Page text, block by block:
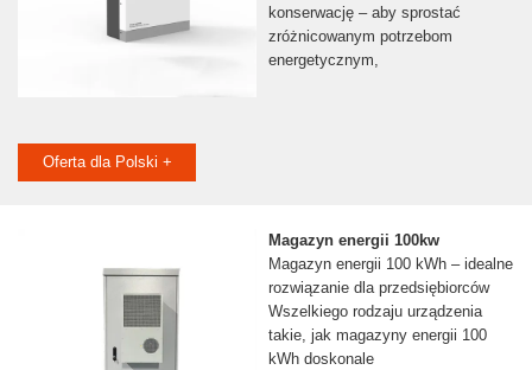
konserwację – aby sprostać
zróżnicowanym potrzebom
energetycznym,
Oferta dla Polski +
Magazyn energii 100kw
Magazyn energii 100 kWh – idealne
rozwiązanie dla przedsiębiorców
Wszelkiego rodzaju urządzenia
takie, jak magazyny energii 100
kWh doskonale